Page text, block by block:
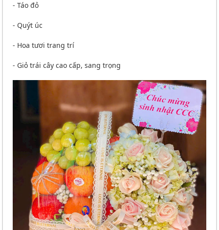
- Táo đỏ
- Quýt úc
- Hoa tươi trang trí
- Giỏ trái cây cao cấp, sang trọng